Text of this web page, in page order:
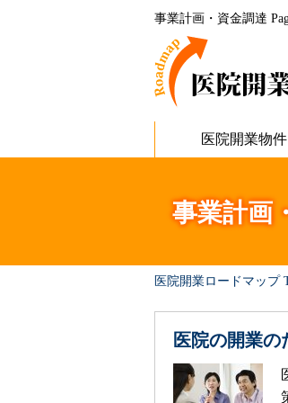
事業計画・資金調達
医院開業物件
事業計画
医院開業ロードマップ
医院の開業